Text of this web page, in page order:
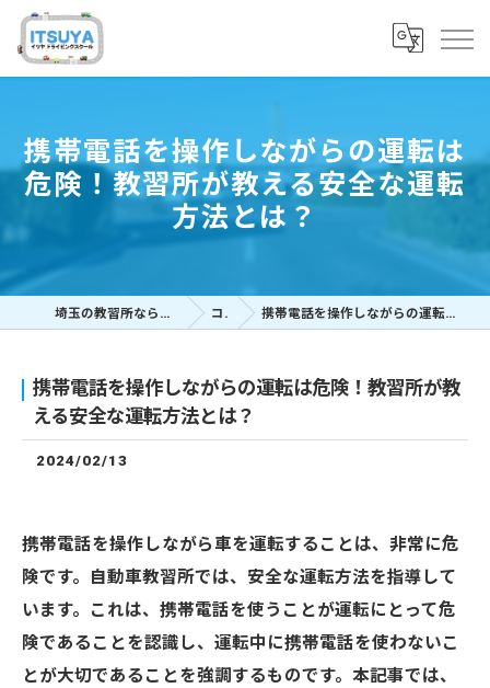
携帯電話を操作しながらの運転は
危険！教習所が教える安全な運転
方法とは？
埼玉の教習所ならイツヤドライビングスクール コラム 携帯電話を操作しながらの運転は危険！教習所が教える安全な運転方法とは？
携帯電話を操作しながらの運転は危険！教習所が教
える安全な運転方法とは？
2024/02/13
携帯電話を操作しながら車を運転することは、非常に危
険です。自動車教習所では、安全な運転方法を指導して
います。これは、携帯電話を使うことが運転にとって危
険であることを認識し、運転中に携帯電話を使わないこ
とが大切であることを強調するものです。本記事では、